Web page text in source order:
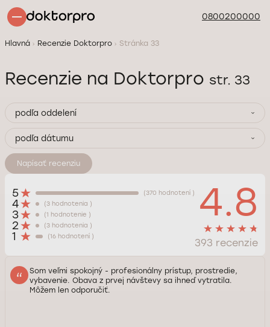
0800200000
Hlavná Recenzie Doktorpro Stránka 33
Recenzie na Doktorpro str. 33
podľa oddelení
podľa dátumu
Napísať recenziu
5 (370 hodnotení )
4 (3 hodnotenia )
3 (1 hodnotenie )
2 (3 hodnotenia )
1 (16 hodnotení )
4.8
393 recenzie
Som veľmi spokojný - profesionálny prístup, prostredie,
vybavenie. Obava z prvej návštevy sa ihneď vytratila.
Môžem len odporučiť.